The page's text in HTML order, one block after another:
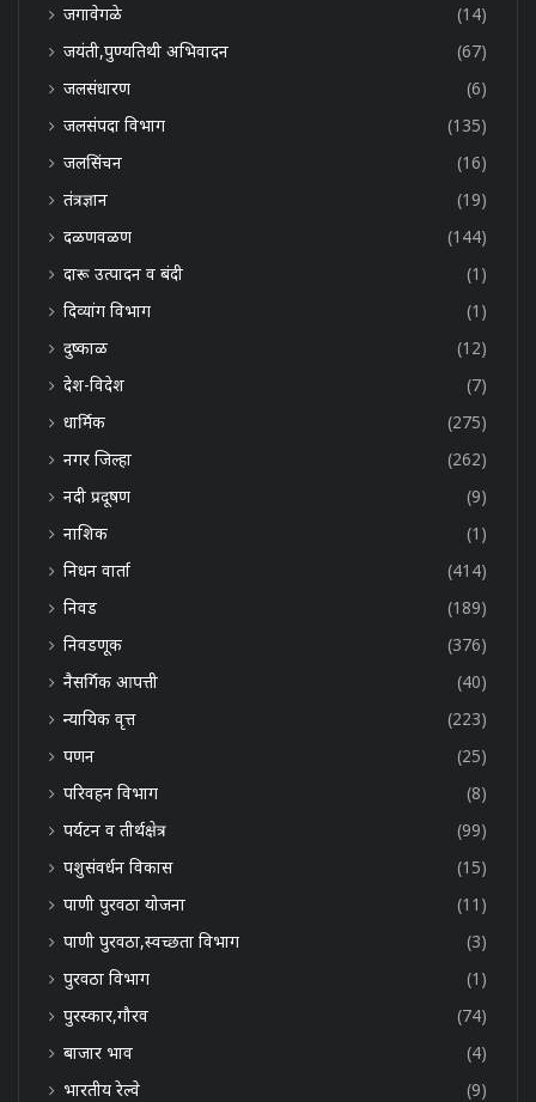
जगावेगळे
(14)
जयंती,पुण्यतिथी अभिवादन
(67)
जलसंधारण
(6)
जलसंपदा विभाग
(135)
जलसिंचन
(16)
तंत्रज्ञान
(19)
दळणवळण
(144)
दारू उत्पादन व बंदी
(1)
दिव्यांग विभाग
(1)
दुष्काळ
(12)
देश-विदेश
(7)
धार्मिक
(275)
नगर जिल्हा
(262)
नदी प्रदूषण
(9)
नाशिक
(1)
निधन वार्ता
(414)
निवड
(189)
निवडणूक
(376)
नैसर्गिक आपत्ती
(40)
न्यायिक वृत्त
(223)
पणन
(25)
परिवहन विभाग
(8)
पर्यटन व तीर्थक्षेत्र
(99)
पशुसंवर्धन विकास
(15)
पाणी पुरवठा योजना
(11)
पाणी पुरवठा,स्वच्छता विभाग
(3)
पुरवठा विभाग
(1)
पुरस्कार,गौरव
(74)
बाजार भाव
(4)
भारतीय रेल्वे
(9)